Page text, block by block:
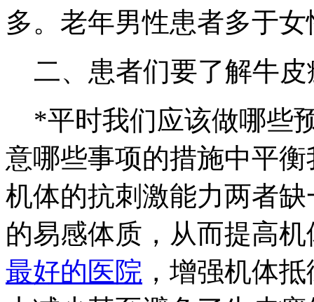
多。老年男性患者多于
二、患者们要了解牛皮
*平时我们应该做哪些
意哪些事项的措施中平
机体的抗刺激能力两者
的易感体质，从而提高
最好的医院 ，增强机体